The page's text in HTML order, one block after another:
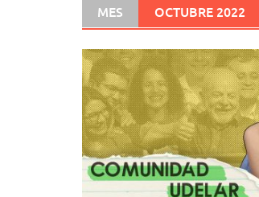
MES OCTUBRE 2022